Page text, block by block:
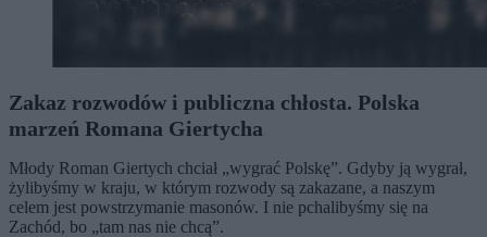
Zakaz rozwodów i publiczna chłosta. Polska
marzeń Romana Giertycha
Młody Roman Giertych chciał „wygrać Polskę”. Gdyby ją wygrał,
żylibyśmy w kraju, w którym rozwody są zakazane, a naszym
celem jest powstrzymanie masonów. I nie pchalibyśmy się na
Zachód, bo „tam nas nie chcą”.